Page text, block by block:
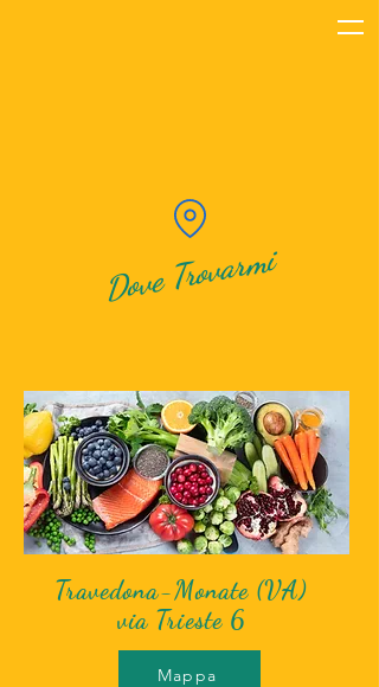
Dove Trovarmi
Travedona-Monate (VA)
via Trieste 6
Mappa